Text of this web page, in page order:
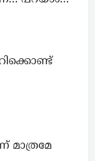
മാത്രമേ